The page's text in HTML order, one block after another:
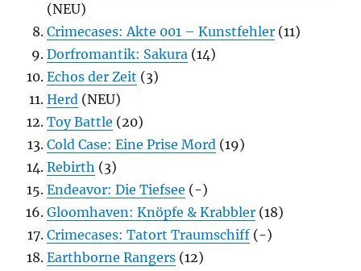
(NEU)
Crimecases: Akte 001 – Kunstfehler (11)
Dorfromantik: Sakura (14)
Echos der Zeit (3)
Herd (NEU)
Toy Battle (20)
Cold Case: Eine Prise Mord (19)
Rebirth (3)
Endeavor: Die Tiefsee (-)
Gloomhaven: Knöpfe & Krabbler (18)
Crimecases: Tatort Traumschiff (-)
Earthborne Rangers (12)